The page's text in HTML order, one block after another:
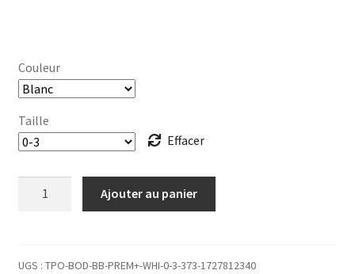
Couleur
Taille
Effacer
ça
Ajouter au panier
UGS : TPO-BOD-BB-PREM+-WHI-0-3-373-1727812340